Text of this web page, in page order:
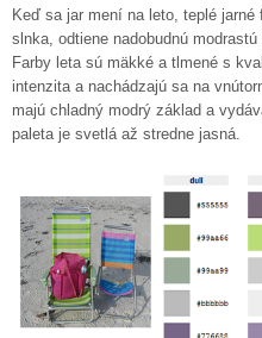
Keď sa jar mení na leto, teplé
slnka, odtiene nadobudnú
Farby leta sú mäkké a tlmené s
intenzita a nachádzajú sa na
majú chladný modrý základ a
paleta je svetlá až stredne jasná.